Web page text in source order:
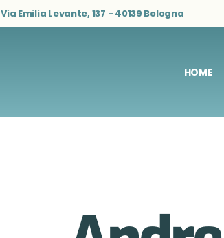
Via Emilia Levante, 137 - 40139 Bologna
HOME